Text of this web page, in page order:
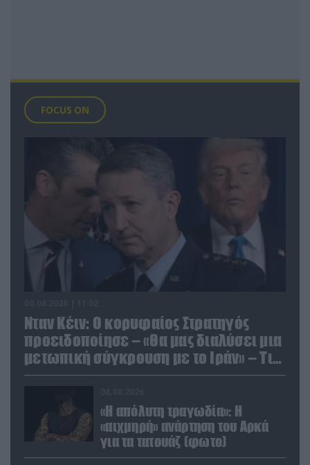
FOCUS ON
Νταν Κέιν: Ο κορυφαίος Στρατηγός
προειδοποίησε – «Θα μας διαλύσει μια
μετωπική σύγκρουση με το Ιράν» – Τι
πρότεινε
«Η απόλυτη τραγωδία»: Η
«αιχμηρή» ανάρτηση του Αρκά
για τα τατουάζ (φωτο)